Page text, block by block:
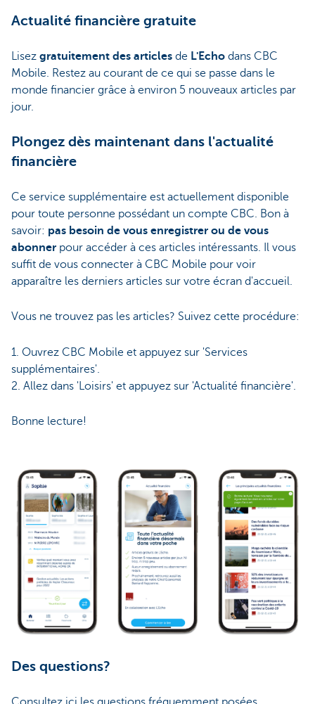
Actualité financière gratuite
Lisez gratuitement des articles de L'Echo dans CBC
Mobile. Restez au courant de ce qui se passe dans le
monde financier grâce à environ 5 nouveaux articles par
jour.
Plongez dès maintenant dans l'actualité
financière
Ce service supplémentaire est actuellement disponible
pour toute personne possédant un compte CBC. Bon à
savoir: pas besoin de vous enregistrer ou de vous
abonner pour accéder à ces articles intéressants. Il vous
suffit de vous connecter à CBC Mobile pour voir
apparaître les derniers articles sur votre écran d'accueil.
Vous ne trouvez pas les articles? Suivez cette procédure:
1. Ouvrez CBC Mobile et appuyez sur 'Services
supplémentaires'.
2. Allez dans 'Loisirs' et appuyez sur 'Actualité financière'.
Bonne lecture!
Des questions?